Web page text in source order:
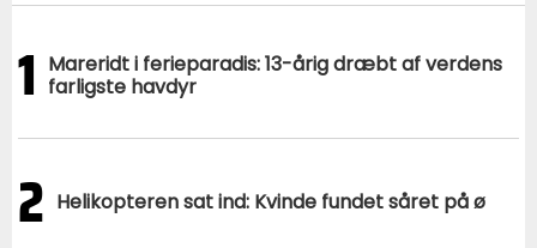
1 Mareridt i ferieparadis: 13-årig dræbt af verdens
farligste havdyr
2 Helikopteren sat ind: Kvinde fundet såret på ø